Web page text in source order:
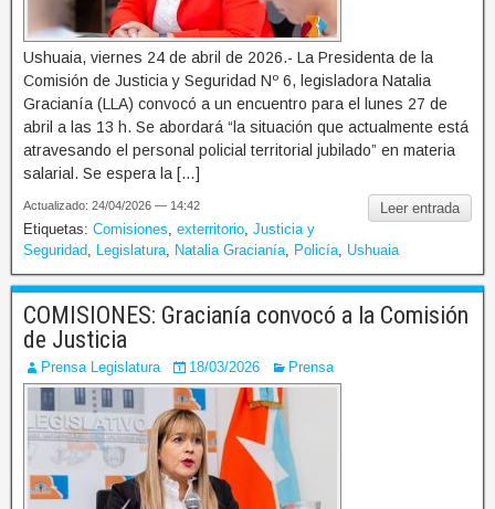
Ushuaia, viernes 24 de abril de 2026.- La Presidenta de la
Comisión de Justicia y Seguridad Nº 6, legisladora Natalia
Gracianía (LLA) convocó a un encuentro para el lunes 27 de
abril a las 13 h. Se abordará “la situación que actualmente está
atravesando el personal policial territorial jubilado” en materia
salarial. Se espera la […]
Leer entrada
Actualizado: 24/04/2026 — 14:42
Etiquetas: Comisiones exterritorio Justicia y
Seguridad
Legislatura Natalia Gracianía Policía Ushuaia
COMISIONES: Gracianía convocó a la Comisión
de Justicia
Prensa Legislatura 18/03/2026 Prensa